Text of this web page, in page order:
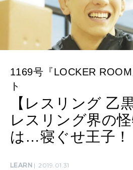
FORTUNE
明日のわたし
[12星座別] Weekly
算命学がわかる今月
LEARN
知る、考える
1169号『LOCKER
ト
【レスリング 乙
レスリング界の
は…寝ぐせ王子！
LEARN 2019.01.31